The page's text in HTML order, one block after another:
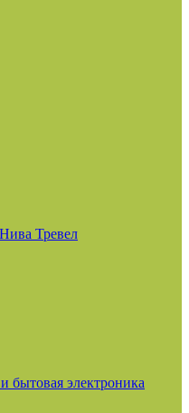
Тревел
бытовая электроника